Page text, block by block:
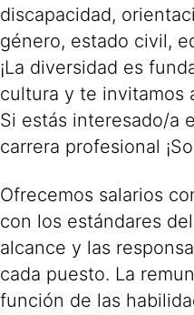
discapacidad,
género, estado civil,
¡La diversidad es
cultura y te invitamos
Si estás interesado/a
carrera profesional
Ofrecemos salarios
con los estándares
alcance y las
cada puesto. La
función de las